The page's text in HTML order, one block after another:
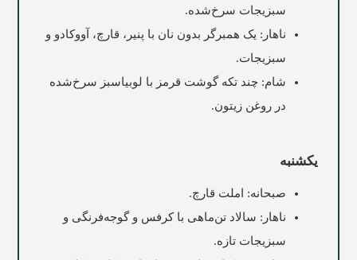
سبزیجات سرخ‌شده.
ناهار: یک همبرگر بدون نان با پنیر، قارچ، آووکادو و
سبزیجات.
شام: چند تکه گوشت قرمز با لوبیاسبز سرخ‌شده
در روغن زیتون.
یکشنبه
صبحانه: املت قارچ.
ناهار: سالاد تن‌ماهی با کرفس و گوجه‌فرنگی و
سبزیجات تازه.